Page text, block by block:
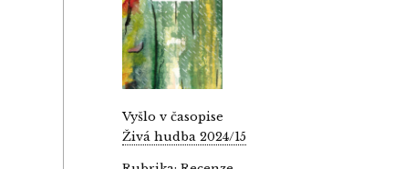
Vyšlo v časopise
Živá hudba 2024/15